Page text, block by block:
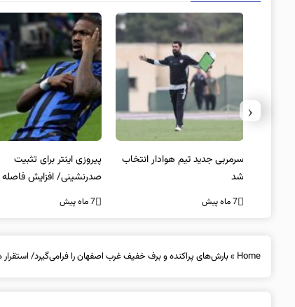
سرمربی جدید تیم هوادار انتخاب
شد
7 ماه پیش
پیروزی اینتر برای تثبیت
صدرنشینی/ افزایش فاصله
ناپولی
7 ماه پیش
‹
Home
»بارش‌های پراکنده و برف خفیف غرب اصفهان را فرامی‌گیرد/